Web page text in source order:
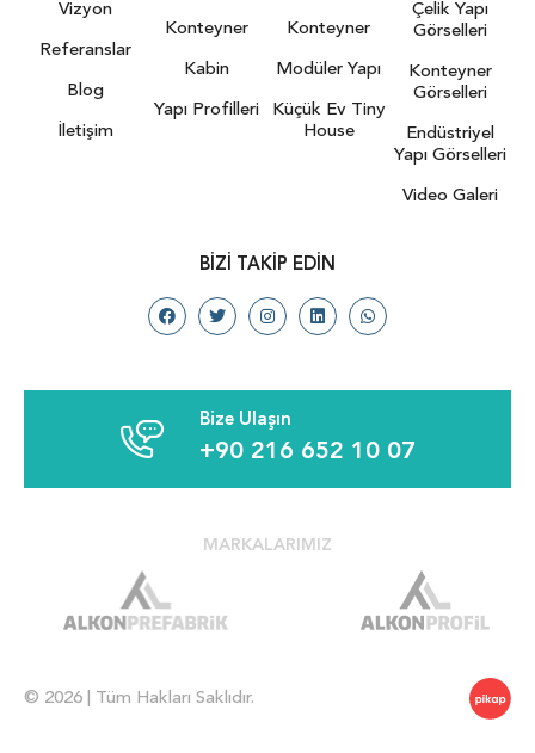
Vizyon
Referanslar
Blog
İletişim
Konteyner
Kabin
Yapı Profilleri
Konteyner
Modüler Yapı
Küçük Ev Tiny
House
Çelik Yapı
Görselleri
Konteyner
Görselleri
Endüstriyel
Yapı Görselleri
Video Galeri
BIZI TAKIP EDIN
Bize Ulaşın
+90 216 652 10 07
MARKALARIMIZ
© 2026 | Tüm Hakları Saklıdır.